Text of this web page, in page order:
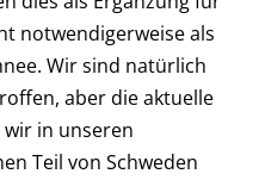
notwendigerweise als
Wir sind natürlich
aber die aktuelle
wir in unseren
Teil von Schweden